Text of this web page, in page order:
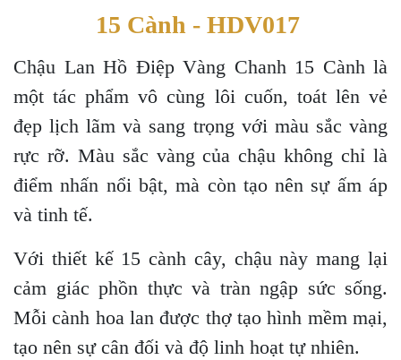
15 Cành - HDV017
Chậu Lan Hồ Điệp Vàng Chanh 15 Cành là
một tác phẩm vô cùng lôi cuốn, toát lên vẻ
đẹp lịch lãm và sang trọng với màu sắc vàng
rực rỡ. Màu sắc vàng của chậu không chỉ là
điểm nhấn nổi bật, mà còn tạo nên sự ấm áp
và tinh tế.
Với thiết kế 15 cành cây, chậu này mang lại
cảm giác phồn thực và tràn ngập sức sống.
Mỗi cành hoa lan được thợ tạo hình mềm mại,
tạo nên sự cân đối và độ linh hoạt tự nhiên.